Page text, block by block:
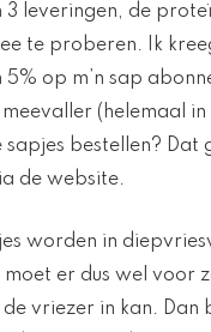
3 leveringen, de
te proberen. Ik
5% op m’n sap
(helemaal in
sapjes bestellen? Dat
de website.
worden in
er dus wel voor
vriezer in kan. Dan